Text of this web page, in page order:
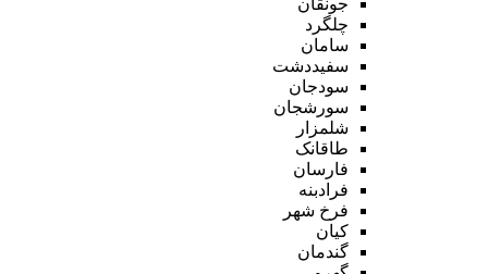
چلگرد
سامان
سفیددشت
سودجان
سورشجان
شلمزار
طاقانک
فارسان
فرادبنه
فرخ شهر
کیان
گندمان